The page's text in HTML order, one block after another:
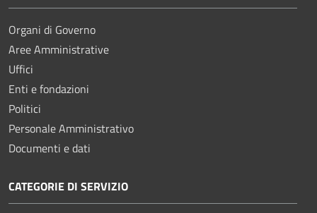
Organi di Governo
Aree Amministrative
Uffici
Enti e fondazioni
Politici
Personale Amministrativo
Documenti e dati
CATEGORIE DI SERVIZIO